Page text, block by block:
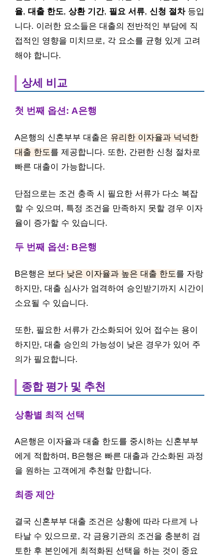
율, 대출 한도, 상환 기간, 필요 서류, 신청 절차등입
니다. 이러한 요소들은 대출의 전반적인 부담에 직
접적인 영향을 미치므로, 각 요소를 균형 있게 고려
해야 합니다.
상세 비교
첫 번째 옵션: A은행
A은행의 신혼부부 대출은 유리한 이자율과 넉넉한
대출 한도를 제공합니다. 또한, 간편한 신청 절차로
빠른 대출이 가능합니다.
단점으로는 조건 충족 시 필요한 서류가 다소 복잡
할 수 있으며, 특정 조건을 만족하지 못할 경우 이자
율이 증가할 수 있습니다.
두 번째 옵션: B은행
B은행은 보다 낮은 이자율과 높은 대출 한도를 자랑
하지만, 대출 심사가 엄격하여 승인받기까지 시간이
소요될 수 있습니다.
또한, 필요한 서류가 간소화되어 있어 접수는 용이
하지만, 대출 승인의 가능성이 낮은 경우가 있어 주
의가 필요합니다.
종합 평가 및 추천
상황별 최적 선택
A은행은 이자율과 대출 한도를 중시하는 신혼부부
에게 적합하며, B은행은 빠른 대출과 간소화된 과정
을 원하는 고객에게 추천할 만합니다.
최종 제안
결국 신혼부부 대출 조건은 상황에 따라 다르게 나
타날 수 있으므로, 각 금융기관의 조건을 충분히 검
토한 후 본인에게 최적화된 선택을 하는 것이 중요